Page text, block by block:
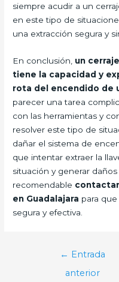
siempre acudir a un
en este tipo de
una extracción segura y
En conclusión, un
tiene la capacidad y
rota del encendido de
parecer una tarea
con las herramientas y
resolver este tipo de
dañar el sistema de
que intentar extraer la
situación y generar
recomendable
en Guadalajara para
segura y efectiva.
Navegación
entradas
← Entrada
anterior